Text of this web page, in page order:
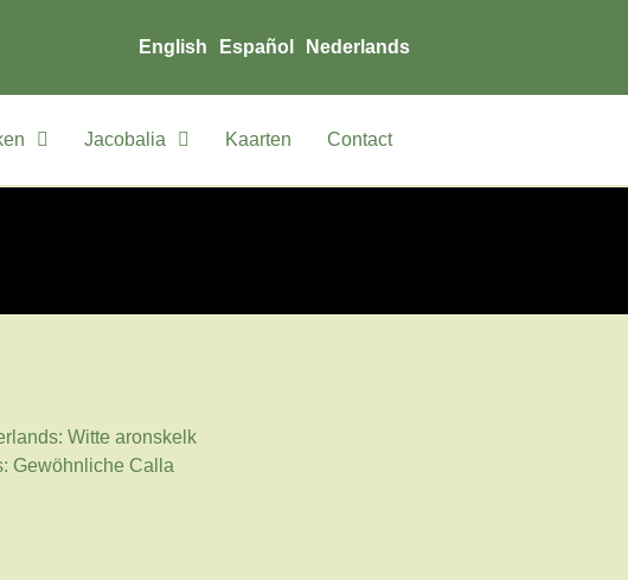
English Español Nederlands
Jacobalia Kaarten Contact
Witte aronskelk
Gewöhnliche Calla